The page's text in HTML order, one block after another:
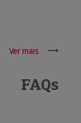
Ver mais
FAQs